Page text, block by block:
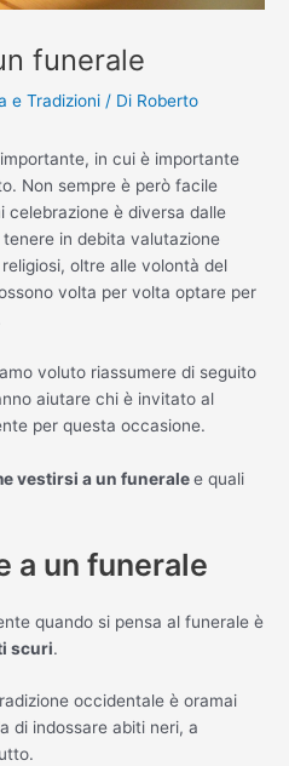
funerale
e Tradizioni / Di Roberto
in cui è importante
Non sempre è però facile
celebrazione è diversa dalle
in debita valutazione
oltre alle volontà del
volta per volta optare per
voluto riassumere di seguito
aiutare chi è invitato al
per questa occasione.
vestirsi a un funeralee quali
a un funerale
quando si pensa al funerale è
scuri.
occidentale è oramai
di indossare abiti neri, a